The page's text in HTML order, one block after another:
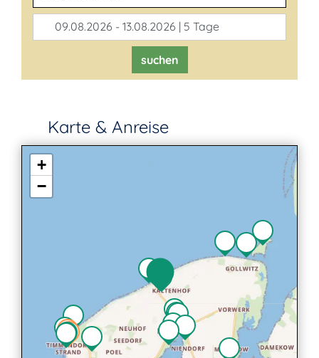
09.08.2026 - 13.08.2026 | 5 Tage
suchen
Karte & Anreise
+
−